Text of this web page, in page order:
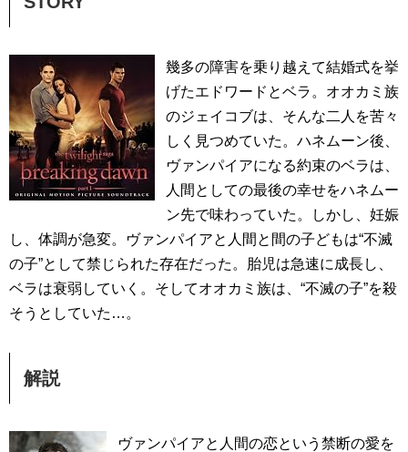
幾多の障害を乗り越えて結婚式を挙
げたエドワードとベラ。オオカミ族
のジェイコブは、そんな二人を苦々
しく見つめていた。ハネムーン後、
ヴァンパイアになる約束のベラは、
人間としての最後の幸せをハネムー
ン先で味わっていた。しかし、妊娠
し、体調が急変。ヴァンパイアと人間と間の子どもは“不滅
の子”として禁じられた存在だった。胎児は急速に成長し、
ベラは衰弱していく。そしてオオカミ族は、“不滅の子”を殺
そうとしていた…。
解説
ヴァンパイアと人間の恋という禁断の愛を